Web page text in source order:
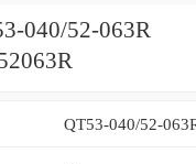
040/52-063R
QT53-040/52-